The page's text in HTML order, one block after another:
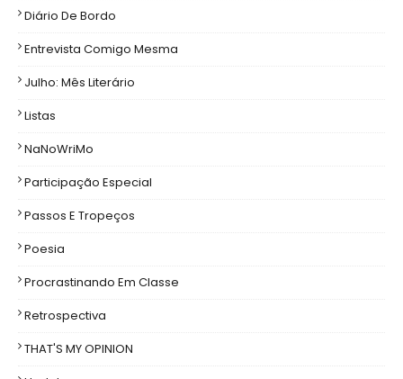
Diário De Bordo
Entrevista Comigo Mesma
Julho: Mês Literário
Listas
NaNoWriMo
Participação Especial
Passos E Tropeços
Poesia
Procrastinando Em Classe
Retrospectiva
THAT'S MY OPINION